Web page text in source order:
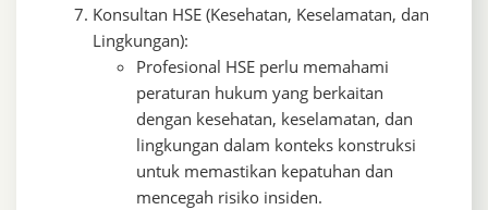
Konsultan HSE (Kesehatan, Keselamatan, dan
Lingkungan):
Profesional HSE perlu memahami
peraturan hukum yang berkaitan
dengan kesehatan, keselamatan, dan
lingkungan dalam konteks konstruksi
untuk memastikan kepatuhan dan
mencegah risiko insiden.